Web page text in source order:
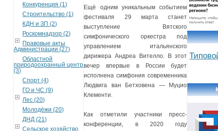
Конкуренция (1)
Строительство (1)
КДН и ЗП (2)
Роскомнадзор (2)
Правовые акты
Администрации (27)
Областной
природоохранный центр
(3)
Спорт (4)
ГО и ЧС (9)
Лес (20)
Молодёжи (20)
ДНД (21)
Сельское хозяйство
Ещё одним уникальным событием
фестиваля 29 марта станет
выступление Вятского
симфонического оркестра под
управлением итальянского
дирижера Андреа Вителло. В этот
вечер впервые в России будет
исполнена симфония современника
Людвига ван Бетховена — Муцио
Клементи.
Как отметили участники пресс-
конференции, в 2020 году